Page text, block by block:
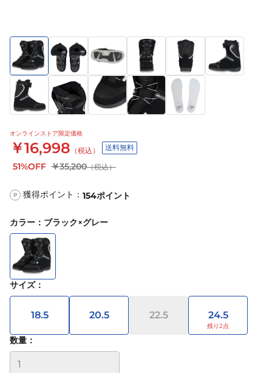
オンラインストア限定価格
￥16,998 （税込） 送料無料
51%OFF ￥35,200（税込）
P 獲得ポイント： 154ポイント
カラー ： ブラック×グレー
サイズ：
18.5 20.5 22.5 24.5
数量：